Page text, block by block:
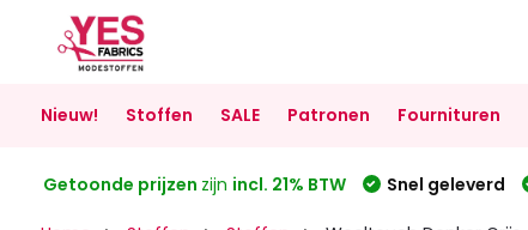
Nieuw! Stoffen SALE Patronen Fournituren
Getoonde prijzen zijn incl. 21% BTW Snel geleverd